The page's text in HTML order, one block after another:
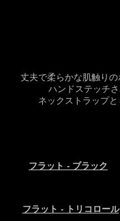
丈夫で柔らかな肌触り
ハンドステッチ
ネックストラップ
フラット - ブラック
フラット - トリコロール